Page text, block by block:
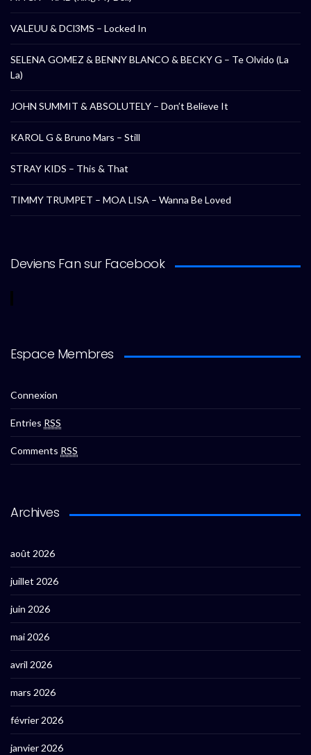
VALEUU & DCl3MS – Locked In
SELENA GOMEZ & BENNY BLANCO & BECKY G – Te Olvido (La
La)
JOHN SUMMIT & ABSOLUTELY – Don’t Believe It
KAROL G & Bruno Mars – Still
STRAY KIDS – This & That
TIMMY TRUMPET – MOA LISA – Wanna Be Loved
Deviens Fan sur Facebook
Espace Membres
Connexion
Entries RSS
Comments RSS
Archives
août 2026
juillet 2026
juin 2026
mai 2026
avril 2026
mars 2026
février 2026
janvier 2026